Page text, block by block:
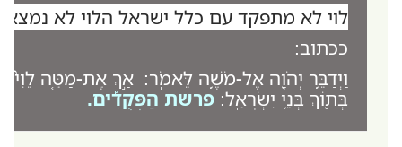
לוי לא מתפקד עם כלל ישראל הלוי לא
ככתוב:
וַיְדַבֵּ֥ר יְהֹוָ֖ה אֶל-מֹשֶׁ֥ה לֵּאמֹֽר: אַ֣ךְ אֶת-מַטֵּ֤ה
בְּת֖וֹךְ בְּנֵ֥י יִשְׂרָאֵֽל: פרשת הַפְּקֻדִ֡ים.